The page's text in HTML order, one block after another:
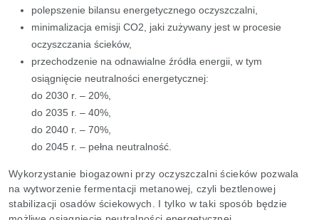
polepszenie bilansu energetycznego oczyszczalni,
minimalizacja emisji CO2, jaki zużywany jest w procesie
oczyszczania ścieków,
przechodzenie na odnawialne źródła energii, w tym
osiągnięcie neutralności energetycznej:
do 2030 r. – 20%,
do 2035 r. – 40%,
do 2040 r. – 70%,
do 2045 r. – pełna neutralność.
Wykorzystanie biogazowni przy oczyszczalni ścieków pozwala
na wytworzenie fermentacji metanowej, czyli beztlenowej
stabilizacji osadów ściekowych. I tylko w taki sposób będzie